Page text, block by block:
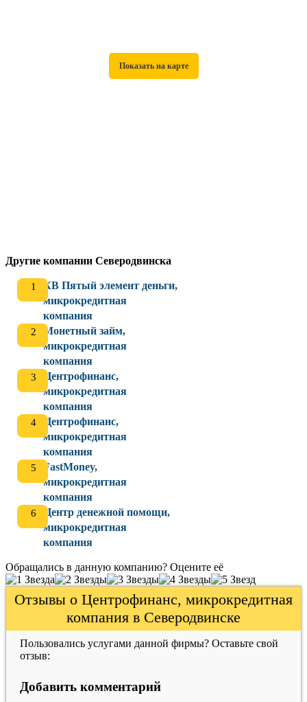
Другие компании Северодвинска
КВ Пятый элемент деньги,
микрокредитная
компания
Монетный займ,
микрокредитная
компания
Центрофинанс,
микрокредитная
компания
Центрофинанс,
микрокредитная
компания
FastMoney,
микрокредитная
компания
Центр денежной помощи,
микрокредитная
компания
Обращались в данную компанию? Оцените её
Отзывы о Центрофинанс, микрокредитная
компания в Северодвинске
Пользовались услугами данной фирмы? Оставьте свой
отзыв:
Добавить комментарий